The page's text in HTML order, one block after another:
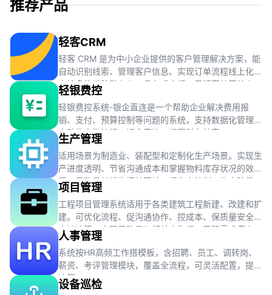
推荐产品
轻客CRM
轻客 CRM 是为中小企业提供的客户管理解决方案，能
自动识别线索、管理客户信息、实现订单流程线上化，
支持多终端移动办公，具有成本低、灵活高效等特点。
轻银费控
轻银费控系统-银企直连是一个帮助企业解决费用报
销、支付、预算控制等问题的系统，支持数据化管理、
自动化审批流程、银企直连，提高财务效率。
生产管理
适用场景为制造业、装配型和定制化生产场景。实现生
产进度透明、节省沟通成本和掌握物料库存状况的效
果。思路是从销售订单开始，经生产计划、生产阶段、
质量检验到库存管理，完成整个生产流程。
项目管理
工程项目管理系统适用于各类建筑工程新建、改建和扩
建。可优化流程、促沟通协作、控成本、保质量安全及
支持决策。实现思路是与相关方沟通，了解需求痛点，
收集整理数据，评估现有模式。
人事管理
系统按HR高频工作搭模板，含招聘、员工、调转岗、
薪资、考评管理模块，覆盖全流程，可灵活配置，提效
决策。
设备巡检